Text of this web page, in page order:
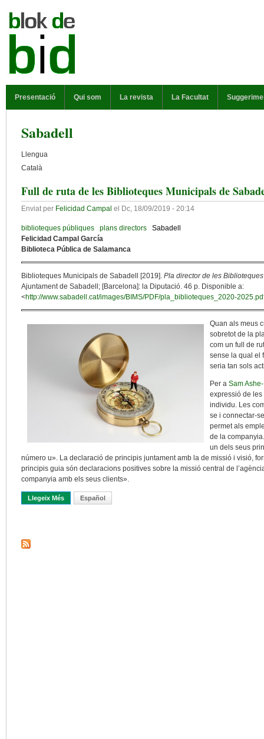
Presentació Qui som La revista La Facultat
Sabadell
Llengua
Català
Full de ruta de les Biblioteques Municipals de
Enviat per Felicidad Campal el Dc, 18/09/2019 - 20:14
biblioteques públiques plans directors
Sabadell
Felicidad Campal García
Biblioteca Pública de Salamanca
Biblioteques Municipals de Sabadell [2019]. Pla director de les
Ajuntament de Sabadell; [Barcelona]: la Diputació. 46 p. Disponible a:
<http://www.sabadell.cat/images/BIMS/PDF/pla_biblioteques_2020-
Quan als meus
sobretot de la
com un full de
sense la qual el
seria tan sols
Per a Sam
expressió de les
individu. Les
se i connectar-
permet als
de la
un dels seus
número u». La declaració de principis juntament amb la de missió i visió,
principis guia són declaracions positives sobre la missió central de
companyia amb els seus clients».
Llegeix Més Sobre Full De Ruta De Les Biblioteques Municipals De Sabadell
Español